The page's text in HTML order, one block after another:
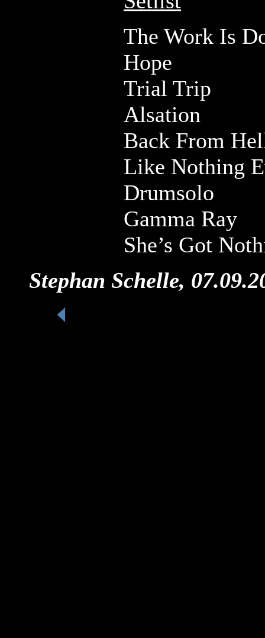
The Work Is
Hope
Trial Trip
Alsation
Back From
Like Nothing
Drumsolo
Gamma Ray
She’s Got
Stephan Schelle,